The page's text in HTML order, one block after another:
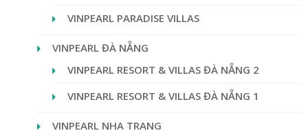
VINPEARL PARADISE VILLAS
VINPEARL ĐÀ NẴNG
VINPEARL RESORT & VILLAS ĐÀ NẴNG 2
VINPEARL RESORT & VILLAS ĐÀ NẴNG 1
VINPEARL NHA TRANG